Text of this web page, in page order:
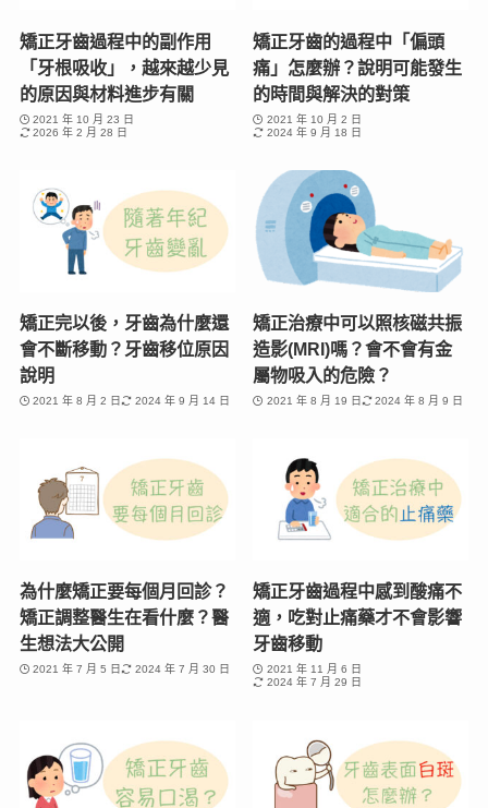
矯正牙齒過程中的副作用
「牙根吸收」，越來越少見
的原因與材料進步有關
2021 年 10 月 23 日
2026 年 2 月 28 日
矯正牙齒的過程中「偏頭
痛」怎麼辦？說明可能發生
的時間與解決的對策
2021 年 10 月 2 日
2024 年 9 月 18 日
矯正完以後，牙齒為什麼還
會不斷移動？牙齒移位原因
說明
2021 年 8 月 2 日 2024 年 9 月 14 日
矯正治療中可以照核磁共振
造影(MRI)嗎？會不會有金
屬物吸入的危險？
2021 年 8 月 19 日 2024 年 8 月 9 日
為什麼矯正要每個月回診？
矯正調整醫生在看什麼？醫
生想法大公開
2021 年 7 月 5 日 2024 年 7 月 30 日
矯正牙齒過程中感到酸痛不
適，吃對止痛藥才不會影響
牙齒移動
2021 年 11 月 6 日
2024 年 7 月 29 日